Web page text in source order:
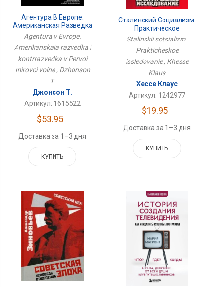
Агентура В Европе.
Американская Разведка
И Контрразведка В
Первой Мировой Войне
Agentura v Evrope.
Amerikanskaia razvedka i
kontrrazvedka v Pervoi
mirovoi voine , Dzhonson
T.
Джонсон Т.
Артикул: 1615522
$53.95
Доставка за 1–3 дня
КУПИТЬ
Сталинский Социализм.
Практическое
Исследование
Stalinskii sotsializm.
Prakticheskoe
issledovanie , Khesse
Klaus
Хессе Клаус
Артикул: 1242977
$19.95
Доставка за 1–3 дня
КУПИТЬ